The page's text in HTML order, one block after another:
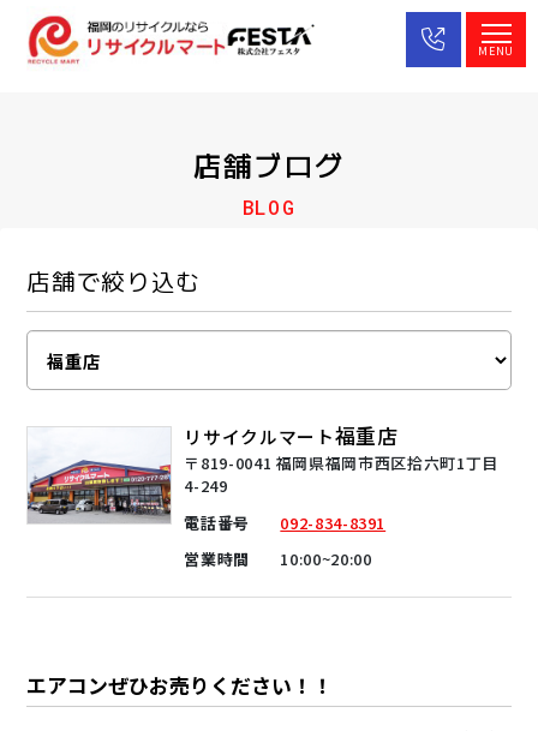
店舗ブログ
BLOG
店舗で絞り込む
リサイクルマート福重店
〒819-0041 福岡県福岡市西区拾六町1丁目
4-249
電話番号
092-834-8391
営業時間
10:00~20:00
エアコンぜひお売りください！！
MENU